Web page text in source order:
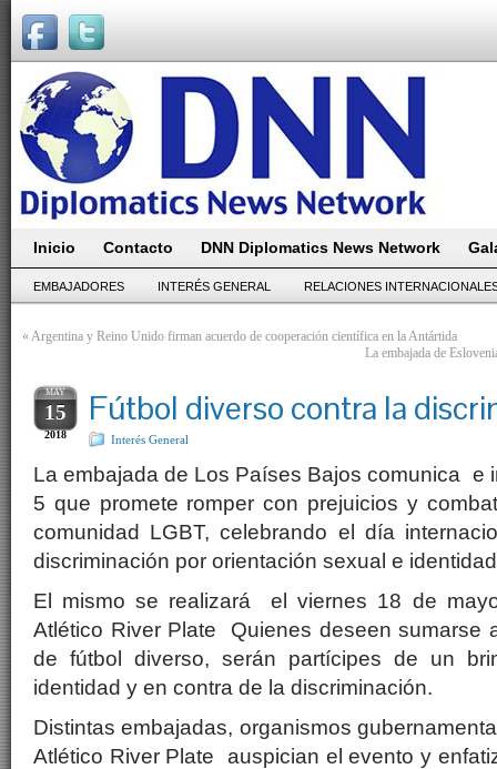
Inicio Contacto DNN Diplomatics News Network
EMBAJADORES INTERÉS GENERAL RELACIONES
«Argentina y Reino Unido firman acuerdo de cooperación científica en la Antártida
La embajada de
MAY
15
2018
Fútbol diverso contra la
Interés General
La embajada de Los Países Bajos comunica e
5 que promete romper con prejuicios y
comunidad LGBT, celebrando el día
discriminación por orientación sexual e
El mismo se realizará el viernes 18 de
Atlético River Plate Quienes deseen sumarse
de fútbol diverso, serán partícipes de un
identidad y en contra de la discriminación.
Distintas embajadas, organismos
Atlético River Plate auspician el evento y